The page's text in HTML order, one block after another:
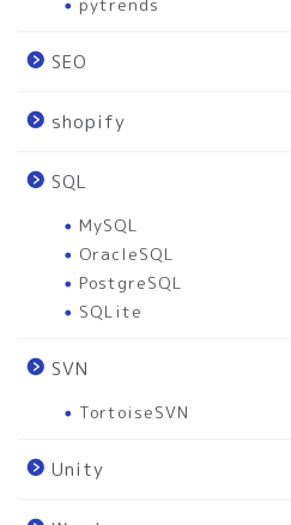
SEO
shopify
SQL
MySQL
OracleSQL
PostgreSQL
SQLite
SVN
TortoiseSVN
Unity